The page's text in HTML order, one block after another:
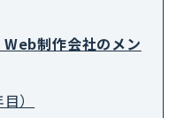
制作会社のメン
）